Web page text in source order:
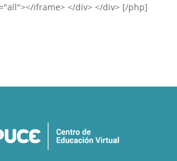
iframe> </div> </div> [/php]